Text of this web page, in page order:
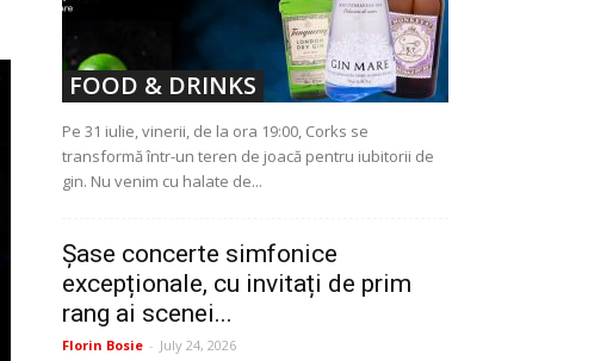
FOOD & DRINKS
Pe 31 iulie, vinerii, de la ora 19:00, Corks se
transformă într-un teren de joacă pentru iubitorii de
gin. Nu venim cu halate de...
Șase concerte simfonice
excepționale, cu invitați de prim
rang ai scenei...
Florin Bosie - July 24, 2026